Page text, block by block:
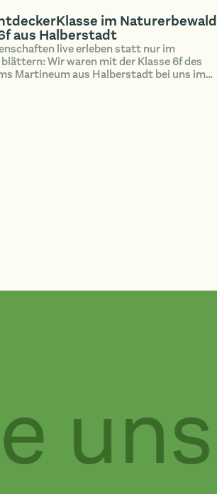
im Naturerbewald
aus Halberstadt
live erleben statt nur im
Wir waren mit der Klasse 6f des
Martineum aus Halberstadt bei uns im
uns